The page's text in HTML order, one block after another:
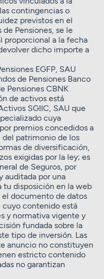
contingencias o
previstos en el
Pensiones, se le
proporcional a la fecha
dicho importe a
EGFP, SAU
de Pensiones Banco
Pensiones CBNK
de activos está
SGIIC, SAU que
cuya
premios concedidos a
del patrimonio de los
de diversificación,
exigidas por la ley; es
de Seguros, por
auditada por una
tu disposición en la web
el documento de datos
contenido está
y normativa vigente y
fundada sobre la
tipo de inversión. Las
anuncio no constituyen
estricto contenido
no garantizan